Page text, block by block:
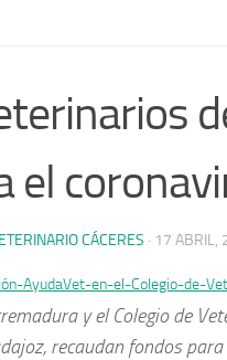
el
CÁCERES · 17 ABRIL,
AyudaVet-en-el-Colegio-de-
y el Colegio de
recaudan fondos